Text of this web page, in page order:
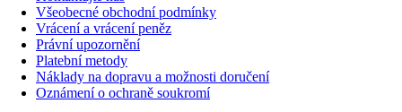
Všeobecné obchodní podmínky
Vrácení a vrácení peněz
Právní upozornění
Platební metody
Náklady na dopravu a možnosti doručení
Oznámení o ochraně soukromí